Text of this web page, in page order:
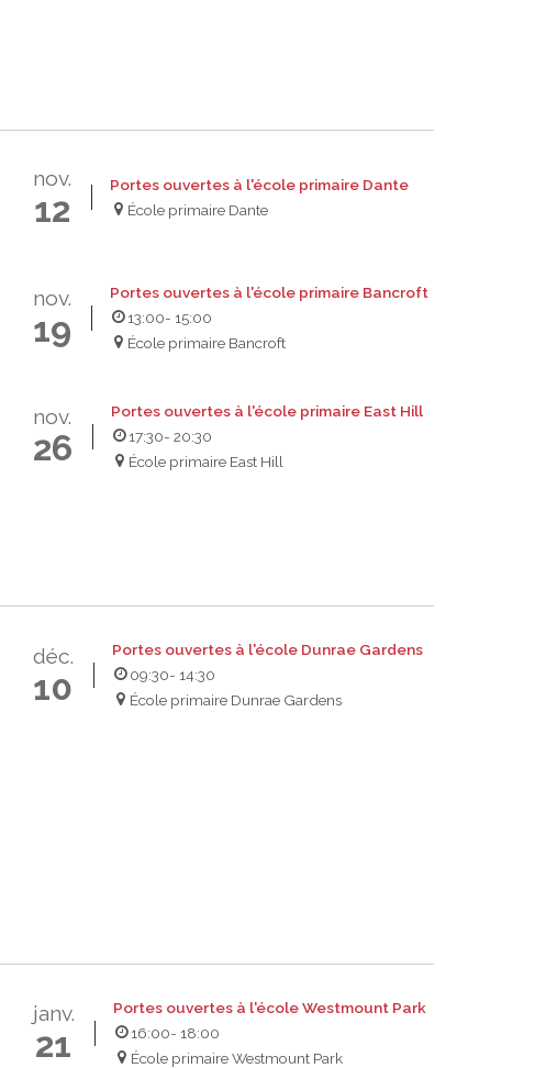
nov.
12
Portes ouvertes à l'école primaire Dante
École primaire Dante
nov.
19
Portes ouvertes à l'école primaire Bancroft
13:00- 15:00
École primaire Bancroft
nov.
26
Portes ouvertes à l'école primaire East Hill
17:30- 20:30
École primaire East Hill
déc.
10
Portes ouvertes à l'école Dunrae Gardens
09:30- 14:30
École primaire Dunrae Gardens
janv.
21
Portes ouvertes à l'école Westmount Park
16:00- 18:00
École primaire Westmount Park